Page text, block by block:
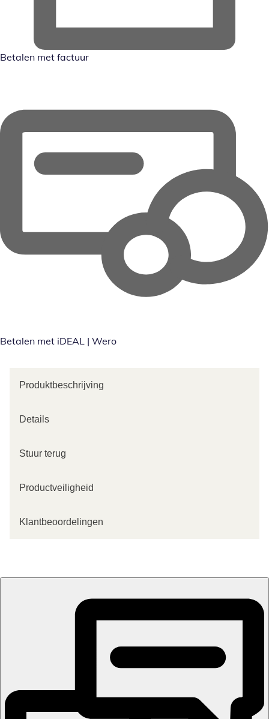
Betalen met factuur
Betalen met iDEAL | Wero
Produktbeschrijving
Details
Stuur terug
Productveiligheid
Klantbeoordelingen